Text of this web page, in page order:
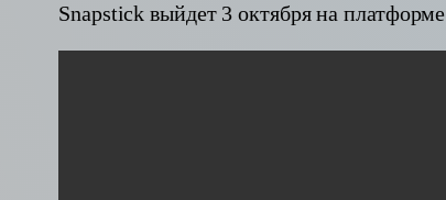
Snapstick выйдет 3 октября на